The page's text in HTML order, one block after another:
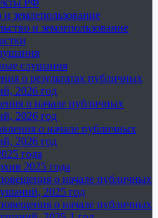
РФ
и землепользование
и землепользование
слушания
о результатах публичных
2026 год
о начале публичных
2026 год
о начале публичных
2026 год
года
2025 года
о начале публичных
2025 год
о начале публичных